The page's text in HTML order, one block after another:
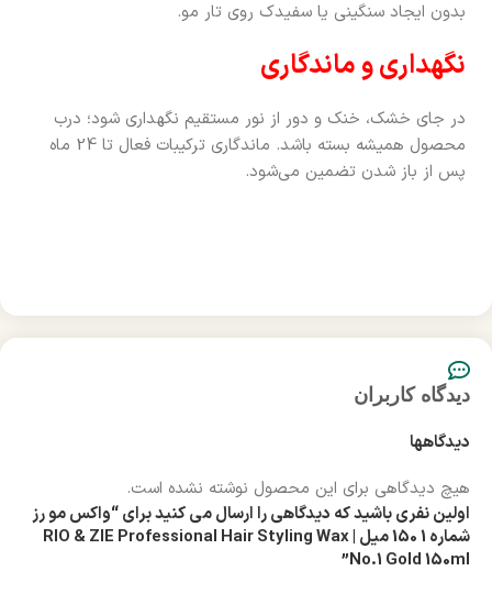
بدون ایجاد سنگینی یا سفیدک روی تار مو.
نگهداری و ماندگاری
در جای خشک، خنک و دور از نور مستقیم نگهداری شود؛ درب
محصول همیشه بسته باشد. ماندگاری ترکیبات فعال تا 24 ماه
پس از باز شدن تضمین می‌شود.
دیدگاه کاربران
دیدگاهها
هیچ دیدگاهی برای این محصول نوشته نشده است.
اولین نفری باشید که دیدگاهی را ارسال می کنید برای “واکس مو رز
شماره 1 150 میل | RIO & ZIE Professional Hair Styling Wax
No.1 Gold 150ml”